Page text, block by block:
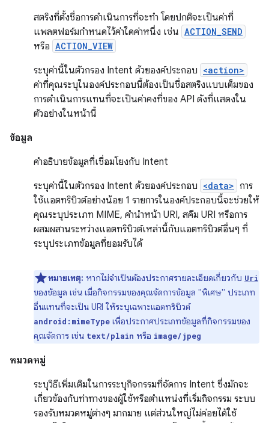
สตริงที่ตั้งชื่อการดำเนินการที่จะทำ โดยปกติจะเป็นค่าที่
แพลตฟอร์มกำหนดไว้ค่าใดค่าหนึ่ง เช่น ACTION_SEND
หรือ ACTION_VIEW
ระบุค่านี้ในตัวกรอง Intent ด้วยองค์ประกอบ <action>
ค่าที่คุณระบุในองค์ประกอบนี้ต้องเป็นชื่อสตริงแบบเต็มของ
การดำเนินการแทนที่จะเป็นค่าคงที่ของ API ดังที่แสดงใน
ตัวอย่างในหน้านี้
ข้อมูล
คำอธิบายข้อมูลที่เชื่อมโยงกับ Intent
ระบุค่านี้ในตัวกรอง Intent ด้วยองค์ประกอบ <data> การ
ใช้แอตทริบิวต์อย่างน้อย 1 รายการในองค์ประกอบนี้จะช่วยให้
คุณระบุประเภท MIME, คำนำหน้า URI, สคีม URI หรือการ
ผสมผสานระหว่างแอตทริบิวต์เหล่านี้กับแอตทริบิวต์อื่นๆ ที่
ระบุประเภทข้อมูลที่ยอมรับได้
หมายเหตุ: หากไม่จำเป็นต้องประกาศรายละเอียดเกี่ยวกับ Uri
ของข้อมูล เช่น เมื่อกิจกรรมของคุณจัดการข้อมูล "พิเศษ" ประเภท
อื่นแทนที่จะเป็น URI ให้ระบุเฉพาะแอตทริบิวต์
android:mimeType เพื่อประกาศประเภทข้อมูลที่กิจกรรมของ
คุณจัดการ เช่น text/plain หรือ image/jpeg
หมวดหมู่
ระบุวิธีเพิ่มเติมในการระบุกิจกรรมที่จัดการ Intent ซึ่งมักจะ
เกี่ยวข้องกับท่าทางของผู้ใช้หรือตำแหน่งที่เริ่มกิจกรรม ระบบ
รองรับหมวดหมู่ต่างๆ มากมาย แต่ส่วนใหญ่ไม่ค่อยได้ใช้